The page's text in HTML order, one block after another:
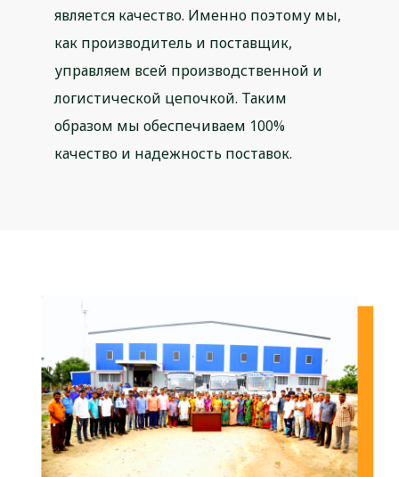
является качество. Именно поэтому мы,
как производитель и поставщик,
управляем всей производственной и
логистической цепочкой. Таким
образом мы обеспечиваем 100%
качество и надежность поставок.